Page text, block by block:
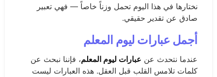
نختارها في هذا اليوم تحمل وزناً خاصاً — فهي تعبير
صادق عن تقدير حقيقي.
أجمل عبارات ليوم المعلم
عندما نتحدث عن عبارات ليوم المعلم، فإننا نبحث عن
كلمات تلامس القلب قبل العقل. هذه العبارات ليست